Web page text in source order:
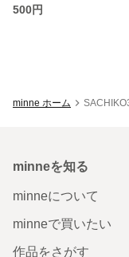
500円
minne ホーム
minneを知る
minneについて
minneで買いたい
作品をさがす